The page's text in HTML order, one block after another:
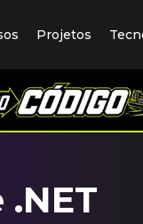
Projetos